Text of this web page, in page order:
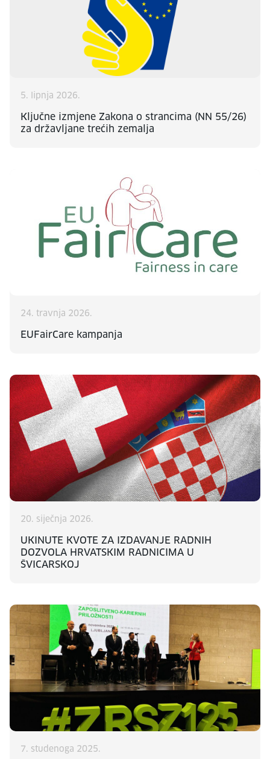
5. lipnja 2026.
Ključne izmjene Zakona o strancima (NN 55/26)
za državljane trećih zemalja
24. travnja 2026.
EUFairCare kampanja
20. siječnja 2026.
UKINUTE KVOTE ZA IZDAVANJE RADNIH
DOZVOLA HRVATSKIM RADNICIMA U
ŠVICARSKOJ
7. studenoga 2025.